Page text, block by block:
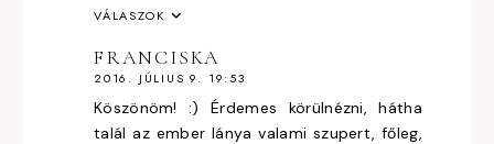
VÁLASZOK
FRANCISKA
2016. JÚLIUS 9. 19:53
Köszönöm! :) Érdemes körülnézni, hátha
talál az ember lánya valami szupert, főleg,